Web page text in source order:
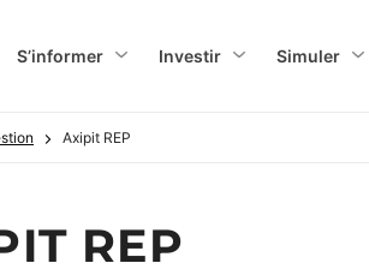
S’informer Investir Simuler
Axipit REP
REP